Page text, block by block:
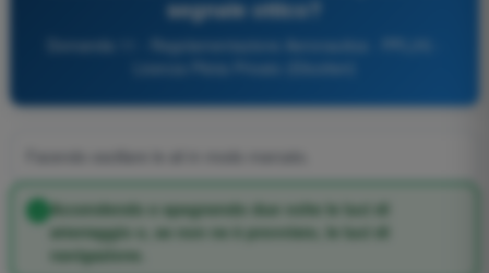
segnale ottico?
Domanda 11 - Regolamentazione Aeronautica - PPL(H) -
Accendendo e spegnendo due volte le luci di
atterraggio o, se non ne è provvisto, le luci di
navigazione.